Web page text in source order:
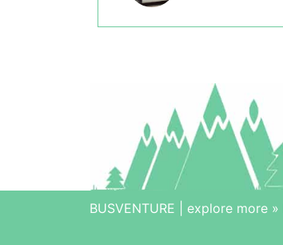
BUSVENTURE | explore more »